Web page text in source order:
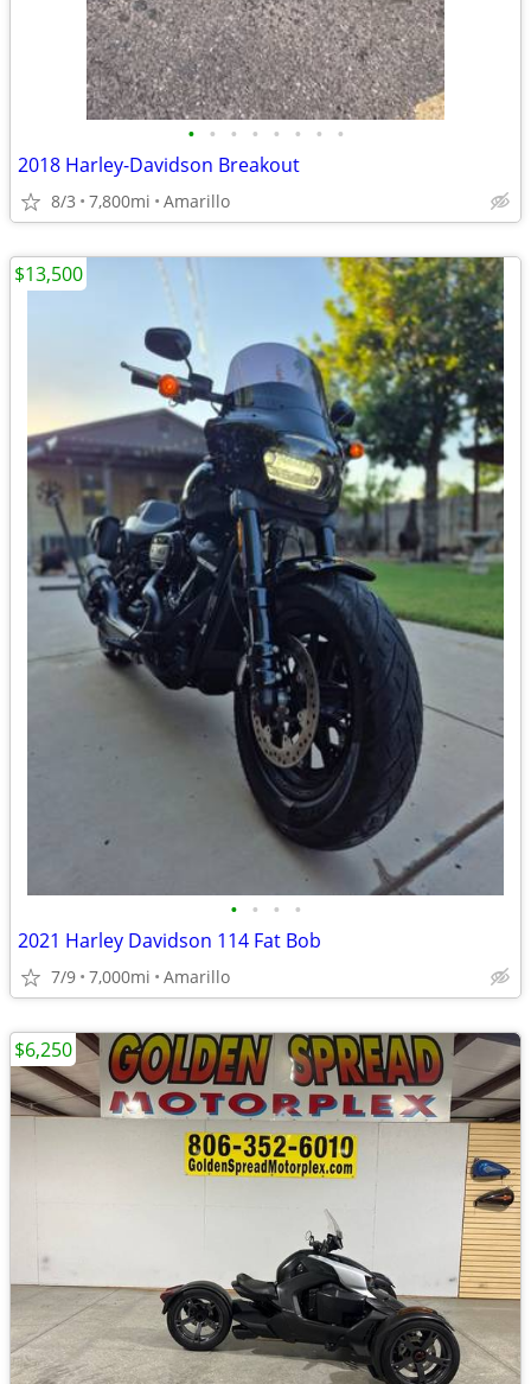
• • • • • • • •
2018 Harley-Davidson Breakout
8/3 7,800mi Amarillo
• • • •
2021 Harley Davidson 114 Fat Bob
7/9 7,000mi Amarillo
$13,500
$6,250